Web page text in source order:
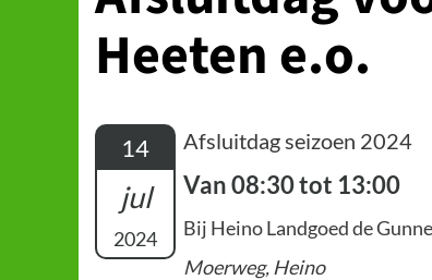
Heeten e.o.
14
jul
2024
Afsluitdag seizoen 2024
Van 08:30 tot 13:00
Bij Heino Landgoed de Gunne
Moerweg, Heino